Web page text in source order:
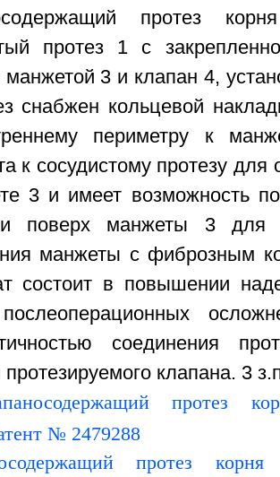
протез
протез 1 с
манжетой 3 и клапан 4,
снабжен кольцевой
периметру к
к сосудистому протезу для
3 и имеет возможность
поверх манжеты 3 для
манжеты с фиброзным
состоит в повышении
соединения
протезируемого клапана. 3